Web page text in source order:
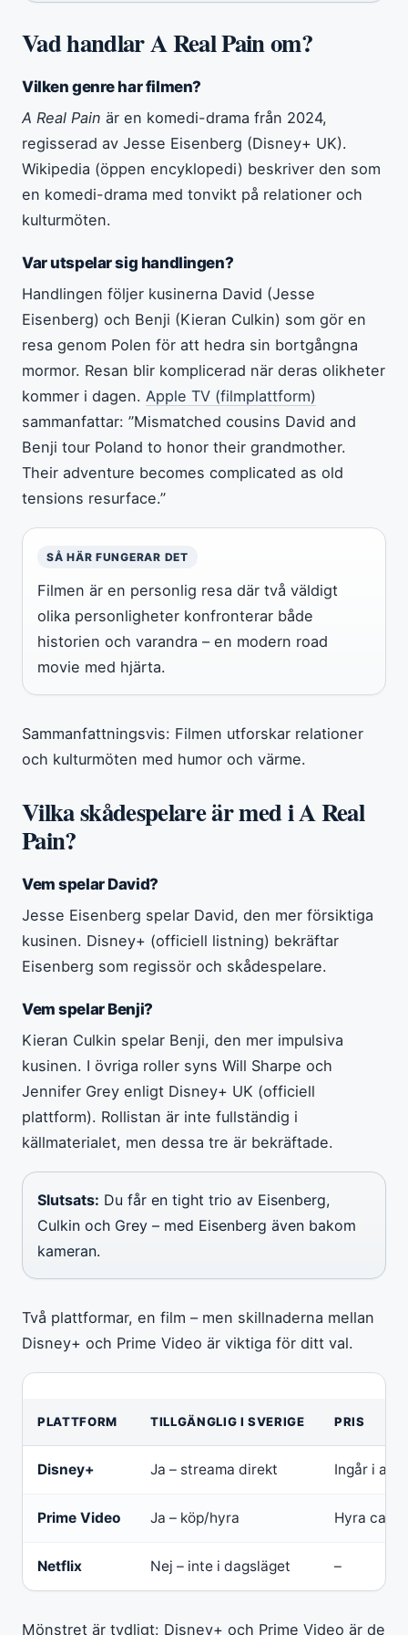
Vad handlar A Real Pain om?
Vilken genre har filmen?
A Real Pain är en komedi-drama från 2024,
regisserad av Jesse Eisenberg (Disney+ UK).
Wikipedia (öppen encyklopedi) beskriver den som
en komedi-drama med tonvikt på relationer och
kulturmöten.
Var utspelar sig handlingen?
Handlingen följer kusinerna David (Jesse
Eisenberg) och Benji (Kieran Culkin) som gör en
resa genom Polen för att hedra sin bortgångna
mormor. Resan blir komplicerad när deras olikheter
kommer i dagen. Apple TV (filmplattform)
sammanfattar: ”Mismatched cousins David and
Benji tour Poland to honor their grandmother.
Their adventure becomes complicated as old
tensions resurface.”
SÅ HÄR FUNGERAR DET
Filmen är en personlig resa där två väldigt
olika personligheter konfronterar både
historien och varandra – en modern road
movie med hjärta.
Sammanfattningsvis: Filmen utforskar relationer
och kulturmöten med humor och värme.
Vilka skådespelare är med i A Real
Pain?
Vem spelar David?
Jesse Eisenberg spelar David, den mer försiktiga
kusinen. Disney+ (officiell listning) bekräftar
Eisenberg som regissör och skådespelare.
Vem spelar Benji?
Kieran Culkin spelar Benji, den mer impulsiva
kusinen. I övriga roller syns Will Sharpe och
Jennifer Grey enligt Disney+ UK (officiell
plattform). Rollistan är inte fullständig i
källmaterialet, men dessa tre är bekräftade.
Slutsats: Du får en tight trio av Eisenberg,
Culkin och Grey – med Eisenberg även bakom
kameran.
Två plattformar, en film – men skillnaderna mellan
Disney+ och Prime Video är viktiga för ditt val.
PLATTFORM TILLGÄNGLIG I SVERIGE PRIS
Disney+ Ja – streama direkt Ingår i
Prime Video Ja – köp/hyra Hyra ca
Netflix Nej – inte i dagsläget –
Mönstret är tydligt: Disney+ och Prime Video är de